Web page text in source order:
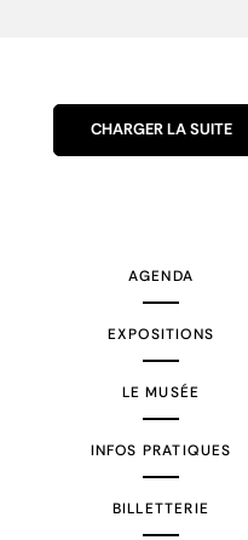
CHARGER LA SUITE
AGENDA
EXPOSITIONS
LE MUSÉE
INFOS PRATIQUES
BILLETTERIE